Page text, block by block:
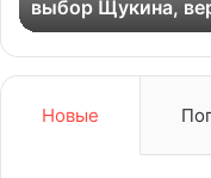
Эрмитажа
выбор Щукина,
Новые